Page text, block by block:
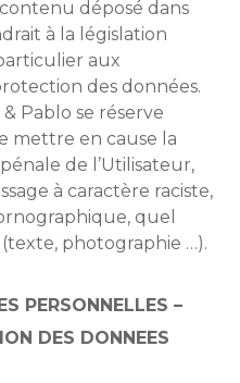
déposé dans
à la législation
aux
des données.
& Pablo se réserve
mettre en cause la
de l’Utilisateur,
à caractère raciste,
quel
photographie …).
PERSONNELLES –
DES DONNEES